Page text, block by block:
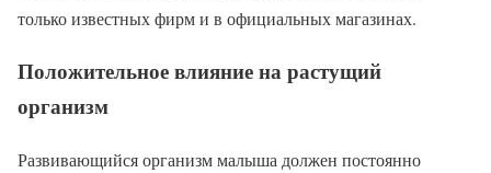
только известных фирм и в официальных магазинах.
Положительное влияние на растущий
организм
Развивающийся организм малыша должен постоянно